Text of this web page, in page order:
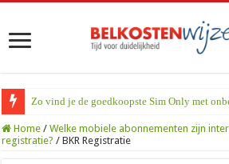
Zo vind je de goedkoopste Sim Only met
Home / Welke mobiele abonnementen zijn
registratie? / BKR Registratie